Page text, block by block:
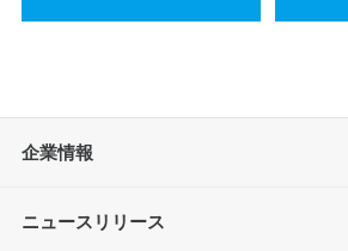
企業情報
ニュースリリース